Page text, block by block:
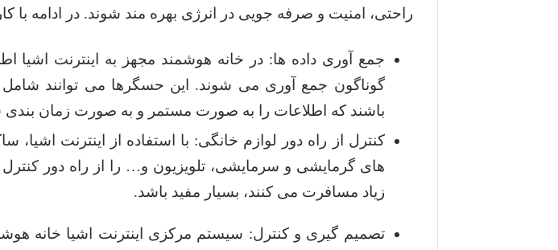
راحتی، امنیت و صرفه جویی در انرژی بهره مند شوند. در ادامه با
جمع آوری داده ها: در خانه هوشمند مجهز به اینترنت
گوناگون جمع آوری می شوند. این حسگرها می توانند
باشند که اطلاعات را به صورت مستمر و به صورت زمان
کنترل از راه دور لوازم خانگی: با استفاده از اینترنت
های گرمایشی و سرمایشی، تلویزیون و… را از راه دور کنترل
زیاد مسافرت می کنند، بسیار مفید باشد.
تصمیم گیری و کنترل: سیستم مرکزی اینترنت اشیا خانه